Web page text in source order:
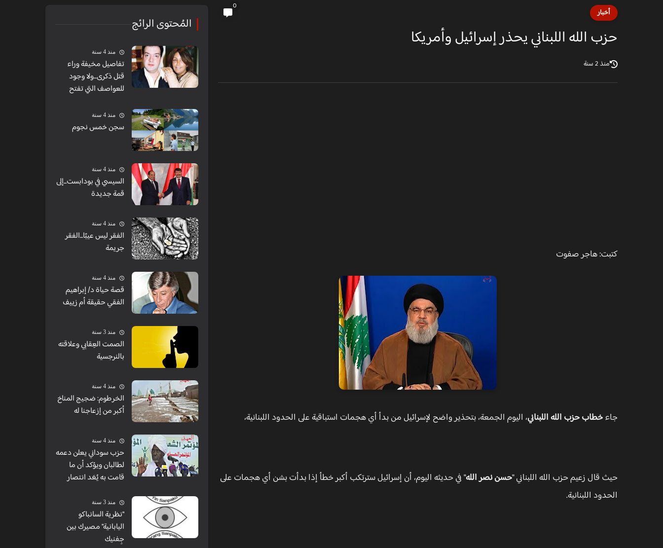
أخبار
0
حزب الله اللبناني يحذر إسرائيل وأمريكا
منذ 2 سنة
كتبت: هاجر صفوت
جاءخطاب حزب الله اللبناني، اليوم الجمعة، بتحذير واضح لإسرائيل من بدأ أي هجمات استباقية على الحدود اللبنانية،
حيث قال زعيم حزب الله اللبناني "حسن نصر الله" في حديثه اليوم، أن إسرائيل سترتكب أكبر خطأ إذا بدأت بشن أي هجمات على
الحدود اللبنانية.
المُحتوى الرائج
منذ 4 سنة
تفاصيل مخيفة وراء
قتل ذكرى...ولا وجود
للعواصف التي تفتح
منذ 4 سنة
سجن خمس نجوم
منذ 4 سنة
السيسي في بودابست...إلى
قمة جديدة
منذ 4 سنة
الفقر ليس عيبًا...الفقر
جريمة
منذ 4 سنة
قصة حياة د/ إبراهيم
الفقي حقيقة أم زييف
منذ 3 سنة
الصمت العِقابي وعلاقته
بالنرجسية
منذ 4 سنة
الخرطوم: ضجيج المناخ
أكبر من إزعاجنا له
منذ 4 سنة
حزب سوداني يعلن دعمه
لطالبان ويؤكد أن ما
قامت به يُعَد انتصار
منذ 3 سنة
"نظرية السانباكو
اليابانية" مصيرك بين
جِفنيك